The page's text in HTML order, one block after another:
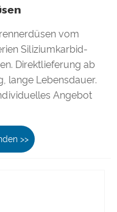
vom
Siliziumkarbid-
Direktlieferung ab
lange Lebensdauer.
Angebot
>>